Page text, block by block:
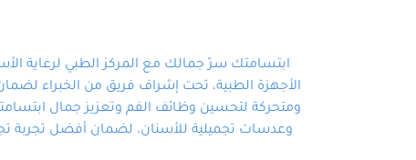
ابتسامتك سرّ جمالك مع المركز الطبي لرعاية
الأجهزة الطبية، تحت إشراف فريق من الخبراء لضمان
ومتحركة لتحسين وظائف الفم وتعزيز جمال
وعدسات تجميلية للأسنان، لضمان أفضل تجربة